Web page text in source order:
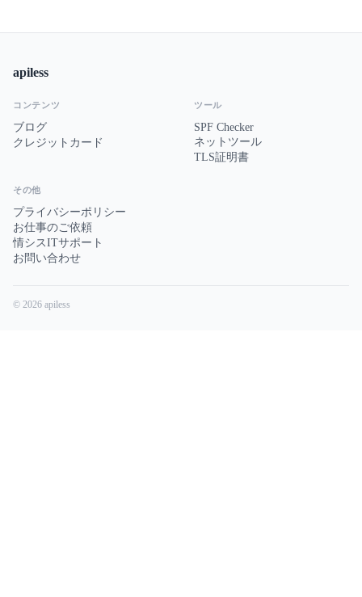
apiless
コンテンツ
ブログ
クレジットカード
ツール
SPF Checker
ネットツール
TLS証明書
その他
プライバシーポリシー
お仕事のご依頼
情シスITサポート
お問い合わせ
© 2026 apiless